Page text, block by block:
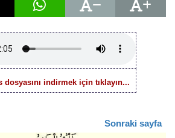
dosyasını indirmek için tıklayın...
Sonraki sayfa